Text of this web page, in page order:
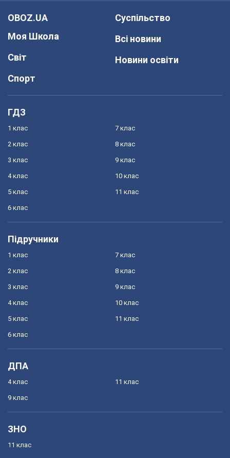
OBOZ.UA
Моя Школа
Світ
Спорт
Суспільство
Всі новини
Новини освіти
ГДЗ
1 клас
2 клас
3 клас
4 клас
5 клас
6 клас
7 клас
8 клас
9 клас
10 клас
11 клас
Підручники
1 клас
2 клас
3 клас
4 клас
5 клас
6 клас
7 клас
8 клас
9 клас
10 клас
11 клас
ДПА
4 клас
9 клас
11 клас
ЗНО
11 клас